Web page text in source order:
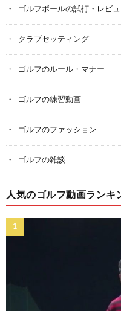
ゴルフボールの試打・レビ
クラブセッティング
ゴルフのルール・マナー
ゴルフの練習動画
ゴルフのファッション
ゴルフの雑談
人気のゴルフ動画ランキ